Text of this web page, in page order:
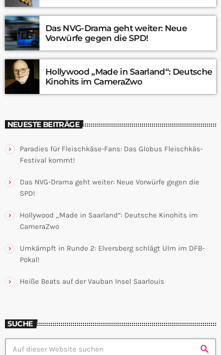
Das NVG-Drama geht weiter: Neue
Vorwürfe gegen die SPD!
Hollywood „Made in Saarland“: Deutsche
Kinohits im CameraZwo
NEUESTE BEITRÄGE
Paradies für Fleischkäse-Fans: Das Globus Fleischkäs-
Festival kommt!
Das NVG-Drama geht weiter: Neue Vorwürfe gegen die
SPD!
Hollywood „Made in Saarland“: Deutsche Kinohits im
CameraZwo
Umkämpft in Runde 2: Elversberg schlägt Ulm im DFB-
Pokal!
Heiße Beats auf der Vauban Insel Saarlouis
SUCHE
search